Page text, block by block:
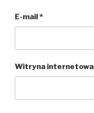
E-mail *
Witryna internetowa